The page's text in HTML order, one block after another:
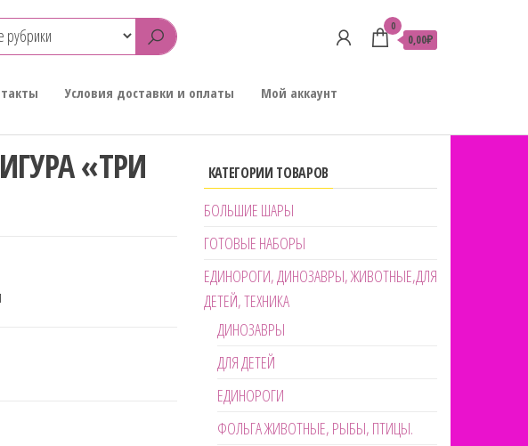
0
0,00₽
Условия доставки и оплаты
Мой аккаунт
«ТРИ КАТЕГОРИИ ТОВАРОВ
БОЛЬШИЕ ШАРЫ
ГОТОВЫЕ НАБОРЫ
ЕДИНОРОГИ, ДИНОЗАВРЫ, ЖИВОТНЫЕ,ДЛЯ
ДЕТЕЙ, ТЕХНИКА
ДИНОЗАВРЫ
ДЛЯ ДЕТЕЙ
ЕДИНОРОГИ
ФОЛЬГА ЖИВОТНЫЕ, РЫБЫ, ПТИЦЫ.